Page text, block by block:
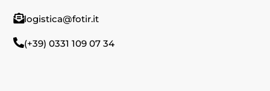
logistica@fotir.it
(+39) 0331 109 07 34